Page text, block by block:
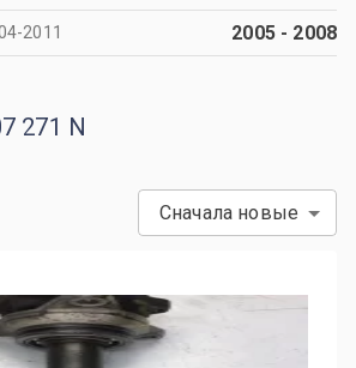
2011 2005- 2008
271 N
Сначала новые